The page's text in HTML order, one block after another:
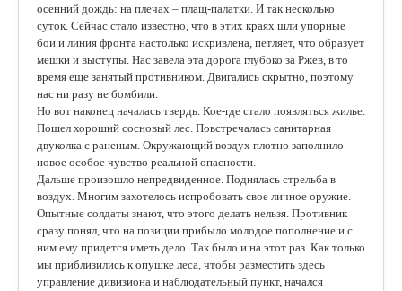
осенний дождь: на плечах – плащ-палатки. И так несколько
суток. Сейчас стало известно, что в этих краях шли упорные
бои и линия фронта настолько искривлена, петляет, что образует
мешки и выступы. Нас завела эта дорога глубоко за Ржев, в то
время еще занятый противником. Двигались скрытно, поэтому
нас ни разу не бомбили.
Но вот наконец началась твердь. Кое-где стало появляться жилье.
Пошел хороший сосновый лес. Повстречалась санитарная
двуколка с раненым. Окружающий воздух плотно заполнило
новое особое чувство реальной опасности.
Дальше произошло непредвиденное. Поднялась стрельба в
воздух. Многим захотелось испробовать свое личное оружие.
Опытные солдаты знают, что этого делать нельзя. Противник
сразу понял, что на позиции прибыло молодое пополнение и с
ним ему придется иметь дело. Так было и на этот раз. Как только
мы приблизились к опушке леса, чтобы разместить здесь
управление дивизиона и наблюдательный пункт, начался